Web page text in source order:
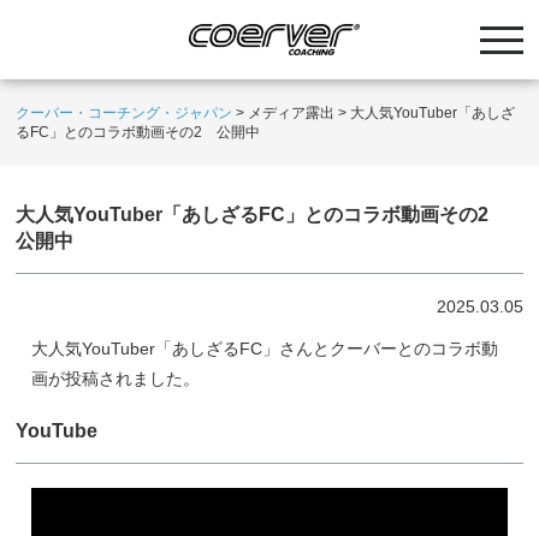
クーバー・コーチング・ジャパン > メディア露出 > 大人気YouTuber「あしざ
るFC」とのコラボ動画その2 公開中
大人気YouTuber「あしざるFC」とのコラボ動画その2
公開中
2025.03.05
大人気YouTuber「あしざるFC」さんとクーバーとのコラボ動
画が投稿されました。
YouTube